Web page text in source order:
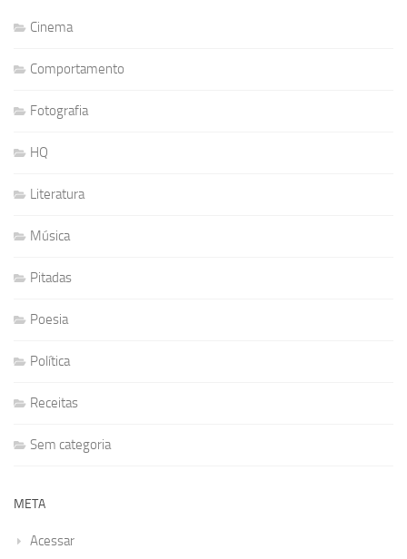
Cinema
Comportamento
Fotografia
HQ
Literatura
Música
Pitadas
Poesia
Política
Receitas
Sem categoria
META
Acessar